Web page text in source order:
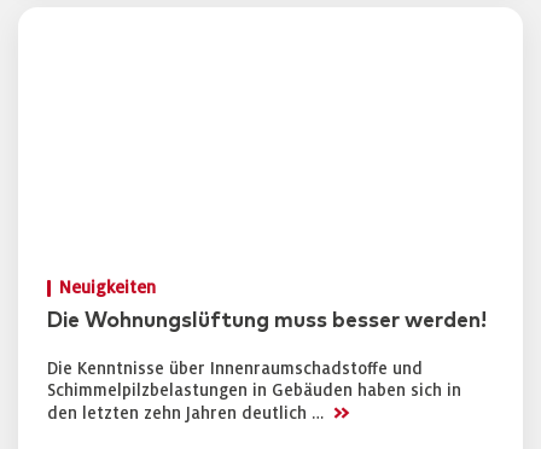
Neuigkeiten
Die Wohnungslüftung muss besser werden!
Die Kenntnisse über Innenraumschadstoffe und
Schimmelpilzbelastungen in Gebäuden haben sich in
den letzten zehn Jahren deutlich … >>